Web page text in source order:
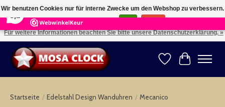
164 Reviews ×
Kies uw taal: NL -- Wählen Sie ihre Sprache: DE -- Choose your language: EN ⇓ ⇒
Wunschzettel
Ihr
Startseite / Edelstahl Design Wanduhren / Mecanico
Wir benutzen Cookies nur für interne Zwecke um den Webshop zu verbessern.
Ist das in Ordnung?
Für weitere Informationen beachten Sie bitte unsere Datenschutzerklärung. »